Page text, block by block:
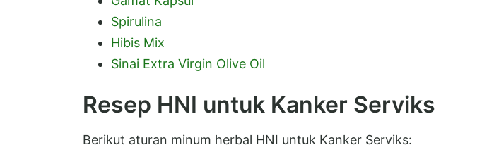
Spirulina
Hibis Mix
Sinai Extra Virgin Olive Oil
Resep HNI untuk Kanker Serviks
Berikut aturan minum herbal HNI untuk Kanker Serviks: